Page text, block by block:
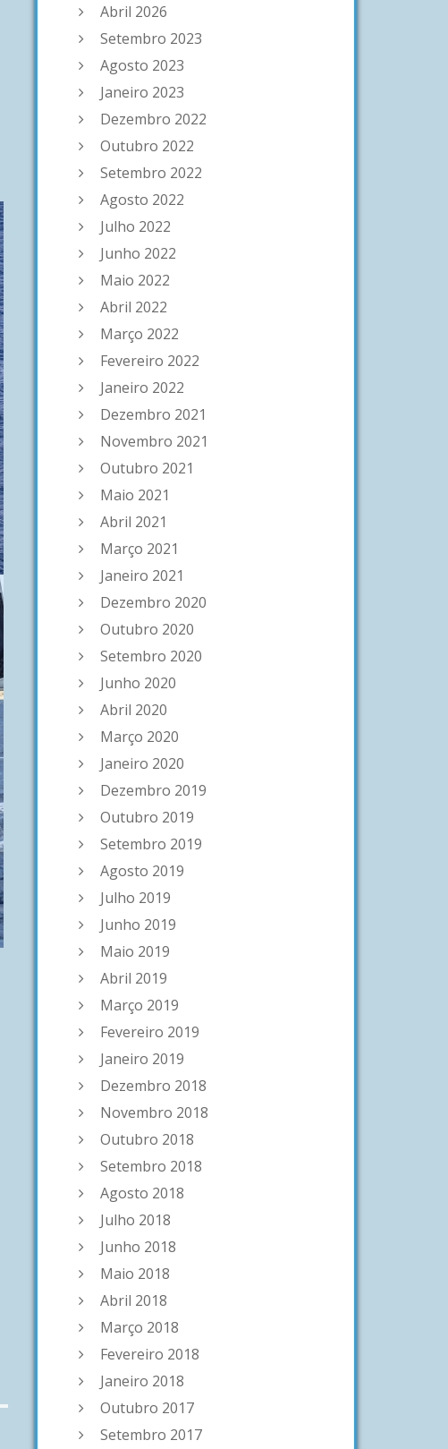
Abril 2026
Setembro 2023
Agosto 2023
Janeiro 2023
Dezembro 2022
Outubro 2022
Setembro 2022
Agosto 2022
Julho 2022
Junho 2022
Maio 2022
Abril 2022
Março 2022
Fevereiro 2022
Janeiro 2022
Dezembro 2021
Novembro 2021
Outubro 2021
Maio 2021
Abril 2021
Março 2021
Janeiro 2021
Dezembro 2020
Outubro 2020
Setembro 2020
Junho 2020
Abril 2020
Março 2020
Janeiro 2020
Dezembro 2019
Outubro 2019
Setembro 2019
Agosto 2019
Julho 2019
Junho 2019
Maio 2019
Abril 2019
Março 2019
Fevereiro 2019
Janeiro 2019
Dezembro 2018
Novembro 2018
Outubro 2018
Setembro 2018
Agosto 2018
Julho 2018
Junho 2018
Maio 2018
Abril 2018
Março 2018
Fevereiro 2018
Janeiro 2018
Outubro 2017
Setembro 2017